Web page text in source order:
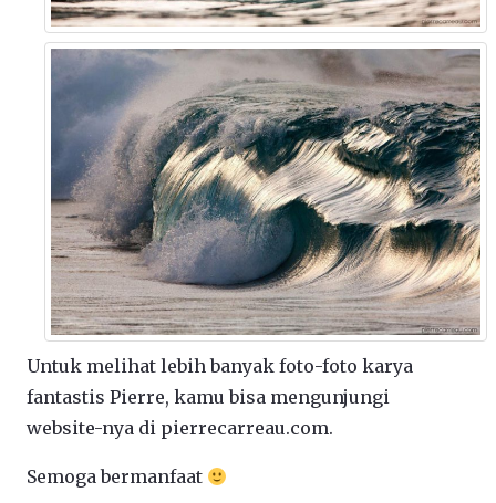
Untuk melihat lebih banyak foto-foto karya
fantastis Pierre, kamu bisa mengunjungi
website-nya di pierrecarreau.com.
Semoga bermanfaat